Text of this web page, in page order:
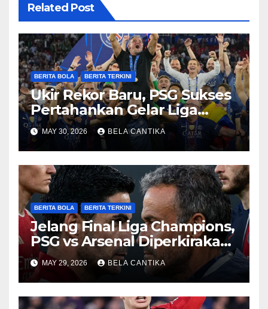
Related Post
BERITA BOLA BERITA TERKINI
Ukir Rekor Baru, PSG Sukses
Pertahankan Gelar Liga
Champions
MAY 30, 2026 BELA CANTIKA
BERITA BOLA BERITA TERKINI
Jelang Final Liga Champions,
PSG vs Arsenal Diperkirakan
Sengit
MAY 29, 2026 BELA CANTIKA